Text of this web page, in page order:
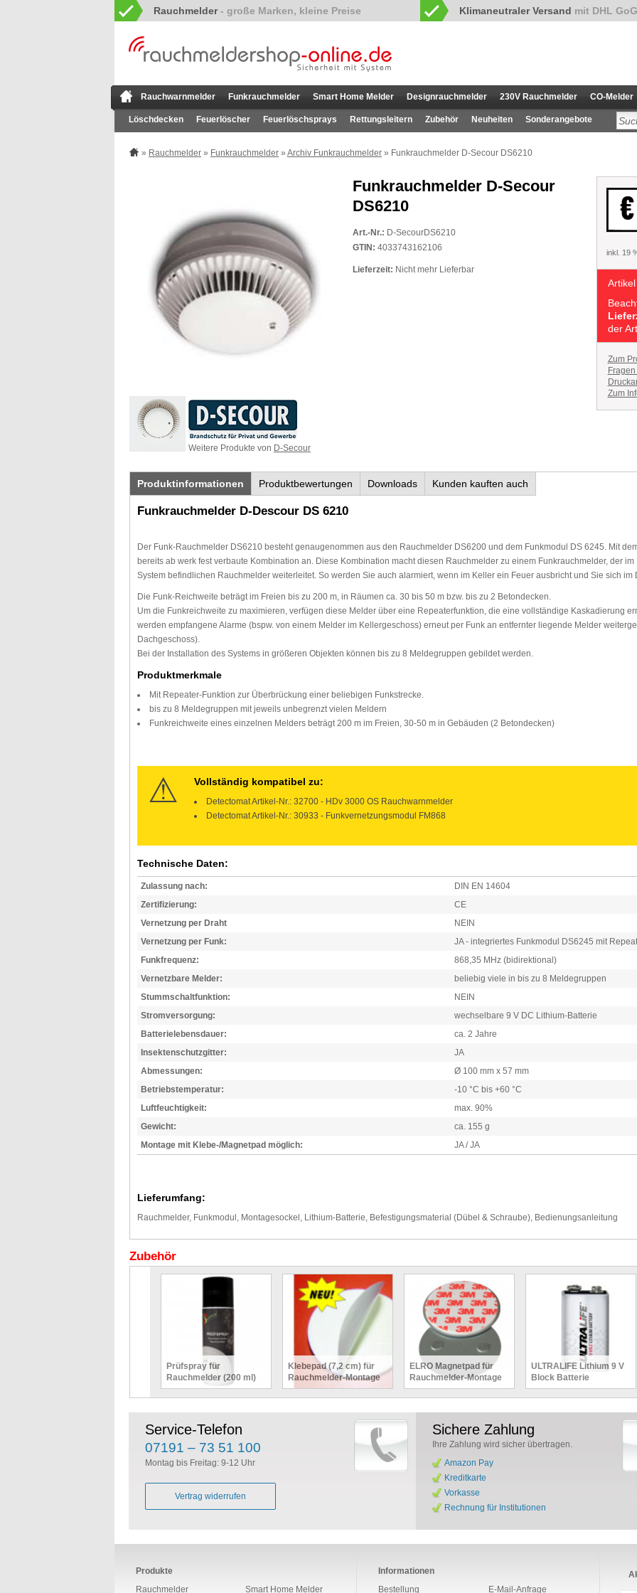
Rauchmelder Klimaneutraler Versand mit DHL
Rauchwarnmelder Funkrauchmelder Smart Home Melder Designrauchmelder 230V Rauchmelder CO-Melder
Löschdecken Feuerlöscher Feuerlöschsprays Rettungsleitern Zubehör Neuheiten Sonderangebote
» Rauchmelder » Funkrauchmelder » Archiv Funkrauchmelder » Funkrauchmelder D-Secour DS6210
Weitere Produkte von D-Secour
Funkrauchmelder D-Secour
DS6210
Art.-Nr.: D-SecourDS6210
GTIN: 4033743162106
Lieferzeit: Nicht mehr Lieferbar
inkl. 19
der
Zum
Zum
Produktinformationen Produktbewertungen Downloads Kunden kauften auch
Funkrauchmelder D-Descour DS 6210
Der Funk-Rauchmelder DS6210 besteht genaugenommen aus den Rauchmelder DS6200 und dem Funkmodul DS 6245. Mit
bereits ab werk fest verbaute Kombination an. Diese Kombination macht diesen Rauchmelder zu einem Funkrauchmelder, der
System befindlichen Rauchmelder weiterleitet. So werden Sie auch alarmiert, wenn im Keller ein Feuer ausbricht und Sie sich im
Die Funk-Reichweite beträgt im Freien bis zu 200 m, in Räumen ca. 30 bis 50 m bzw. bis zu 2 Betondecken.
Um die Funkreichweite zu maximieren, verfügen diese Melder über eine Repeaterfunktion, die eine vollständige Kaskadierung
werden empfangene Alarme (bspw. von einem Melder im Kellergeschoss) erneut per Funk an entfernter liegende Melder
Dachgeschoss).
Bei der Installation des Systems in größeren Objekten können bis zu 8 Meldegruppen gebildet werden.
Produktmerkmale
Mit Repeater-Funktion zur Überbrückung einer beliebigen Funkstrecke.
bis zu 8 Meldegruppen mit jeweils unbegrenzt vielen Meldern
Funkreichweite eines einzelnen Melders beträgt 200 m im Freien, 30-50 m in Gebäuden (2 Betondecken)
Vollständig kompatibel zu:
Detectomat Artikel-Nr.: 32700 - HDv 3000 OS Rauchwarnmelder
Detectomat Artikel-Nr.: 30933 - Funkvernetzungsmodul FM868
Technische Daten:
Zulassung nach:
DIN EN 14604
Zertifizierung:
CE
Vernetzung per Draht
NEIN
Vernetzung per Funk:
JA - integriertes Funkmodul DS6245 mit
Funkfrequenz:
868,35 MHz (bidirektional)
Vernetzbare Melder:
beliebig viele in bis zu 8 Meldegruppen
Stummschaltfunktion:
NEIN
Stromversorgung:
wechselbare 9 V DC Lithium-Batterie
Batterielebensdauer:
ca. 2 Jahre
Insektenschutzgitter:
JA
Abmessungen:
Ø 100 mm x 57 mm
Betriebstemperatur:
-10 °C bis +60 °C
Luftfeuchtigkeit:
max. 90%
Gewicht:
ca. 155 g
Montage mit Klebe-/Magnetpad möglich:
JA / JA
Lieferumfang:
Rauchmelder, Funkmodul, Montagesockel, Lithium-Batterie, Befestigungsmaterial (Dübel & Schraube), Bedienungsanleitung
Zubehör
Prüfspray für
Rauchmelder (200 ml)
Klebepad (7,2 cm) für
Rauchmelder-Montage
ELRO Magnetpad für
Rauchmelder-Montage
ULTRALIFE Lithium 9 V
Block Batterie
Service-Telefon
07191 – 73 51 100
Montag bis Freitag: 9-12 Uhr
Vertrag widerrufen
Sichere Zahlung
Ihre Zahlung wird sicher übertragen.
Amazon Pay
Kreditkarte
Vorkasse
Rechnung für Institutionen
Produkte
Rauchmelder
Smart Home Melder
Informationen
Bestellung
E-Mail-Anfrage